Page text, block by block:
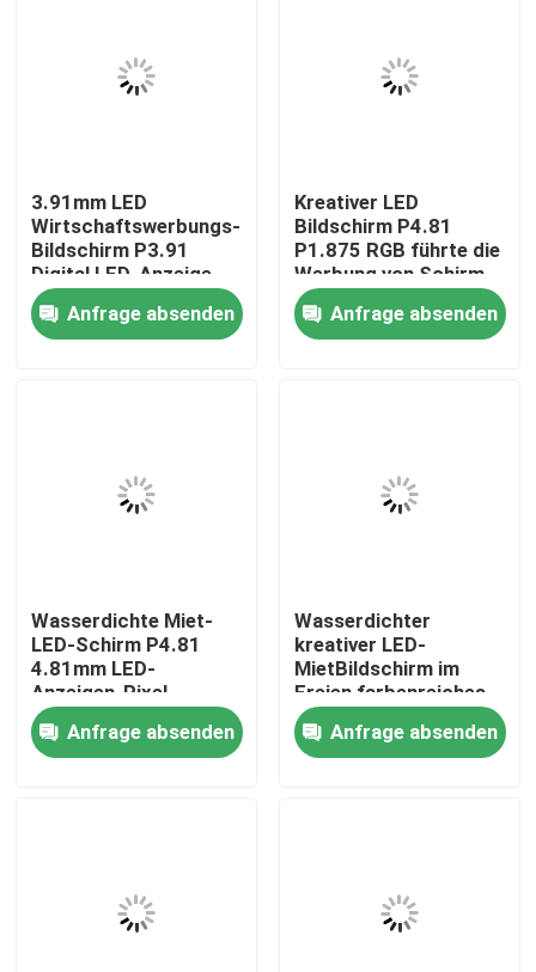
Heim
Über uns
Qualitätskontrolle
Kontaktiere uns
3.91mm LED
Wirtschaftswerbungs-
Bildschirm P3.91
Digital LED-Anzeige
Anfrage absenden
Kreativer LED
Bildschirm P4.81
P1.875 RGB führte die
Werbung von Schirm
FCC
Anfrage absenden
Wasserdichte Miet-
LED-Schirm P4.81
4.81mm LED-
Anzeigen-Pixel-
Neigung im Freien
Anfrage absenden
Wasserdichter
kreativer LED-
MietBildschirm im
Freien farbenreiches
4.81mm COLUMBIUM
Anfrage absenden